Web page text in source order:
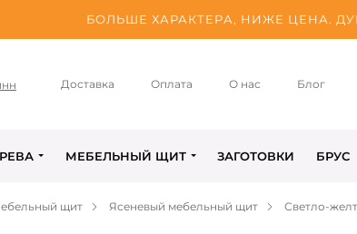
БОЛЬШЕ ХАРАКТЕРА, НИЖЕ ЦЕНА.
Доставка Оплата О нас Блог
МЕБЕЛЬНЫЙ ЩИТ ЗАГОТОВКИ БРУС
щит Ясеневый мебельный щит Светло-